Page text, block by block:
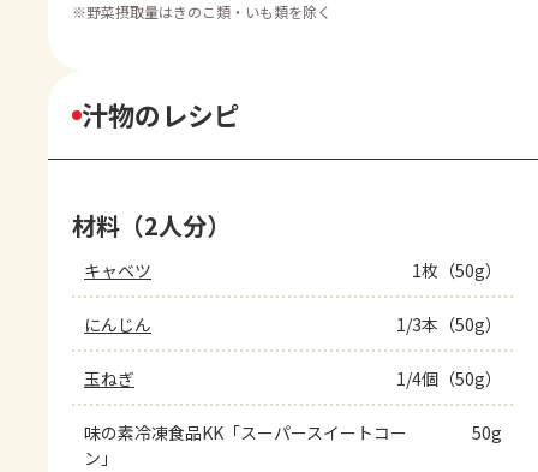
※野菜摂取量はきのこ類・いも類を除く
汁物のレシピ
材料（2人分）
キャベツ 1枚（50g）
にんじん 1/3本（50g）
玉ねぎ 1/4個（50g）
味の素冷凍食品KK「スーパースイートコー
ン」
50g